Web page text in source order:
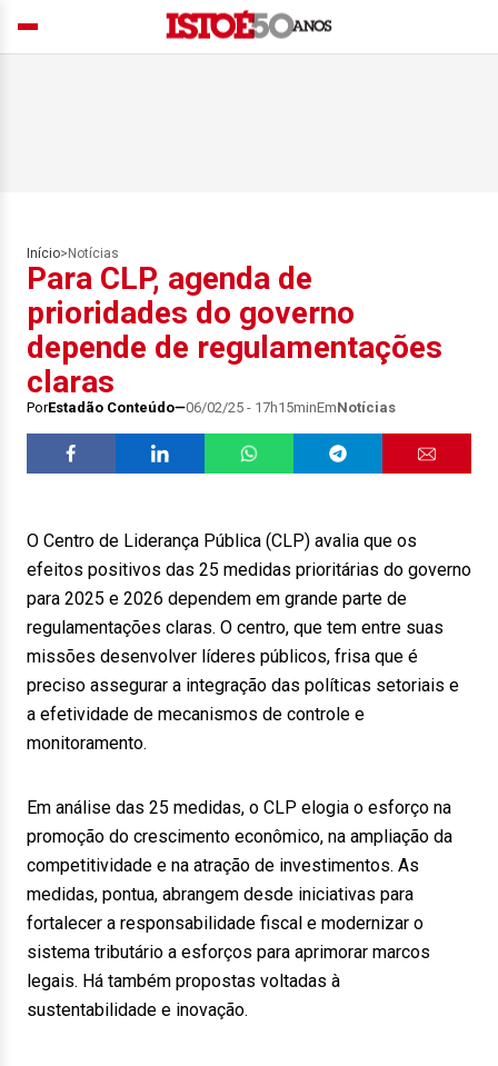
Início> Notícias
Para CLP, agenda de
prioridades do governo
depende de regulamentações
claras
PorEstadão Conteúdo 06/02/25 - 17h15minEmNotícias
O Centro de Liderança Pública (CLP) avalia que os
efeitos positivos das 25 medidas prioritárias do governo
para 2025 e 2026 dependem em grande parte de
regulamentações claras. O centro, que tem entre suas
missões desenvolver líderes públicos, frisa que é
preciso assegurar a integração das políticas setoriais e
a efetividade de mecanismos de controle e
monitoramento.
Em análise das 25 medidas, o CLP elogia o esforço na
promoção do crescimento econômico, na ampliação da
competitividade e na atração de investimentos. As
medidas, pontua, abrangem desde iniciativas para
fortalecer a responsabilidade fiscal e modernizar o
sistema tributário a esforços para aprimorar marcos
legais. Há também propostas voltadas à
sustentabilidade e inovação.